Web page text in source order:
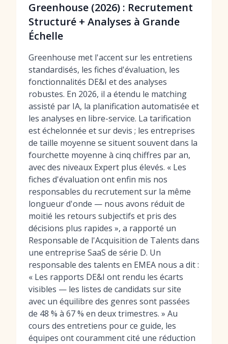
Greenhouse (2026) : Recrutement
Structuré + Analyses à Grande
Échelle
Greenhouse met l'accent sur les entretiens
standardisés, les fiches d'évaluation, les
fonctionnalités DE&I et des analyses
robustes. En 2026, il a étendu le matching
assisté par IA, la planification automatisée et
les analyses en libre-service. La tarification
est échelonnée et sur devis ; les entreprises
de taille moyenne se situent souvent dans la
fourchette moyenne à cinq chiffres par an,
avec des niveaux Expert plus élevés. « Les
fiches d'évaluation ont enfin mis nos
responsables du recrutement sur la même
longueur d'onde — nous avons réduit de
moitié les retours subjectifs et pris des
décisions plus rapides », a rapporté un
Responsable de l'Acquisition de Talents dans
une entreprise SaaS de série D. Un
responsable des talents en EMEA nous a dit :
« Les rapports DE&I ont rendu les écarts
visibles — les listes de candidats sur site
avec un équilibre des genres sont passées
de 48 % à 67 % en deux trimestres. » Au
cours des entretiens pour ce guide, les
équipes ont couramment cité une réduction